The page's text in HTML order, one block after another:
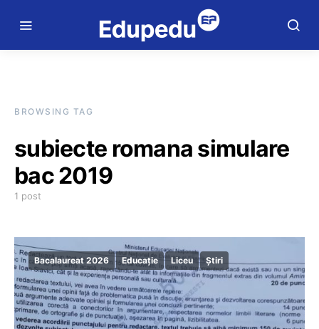
BROWSING TAG
subiecte romana simulare
bac 2019
1 post
Bacalaureat 2026 Educație Liceu Știri